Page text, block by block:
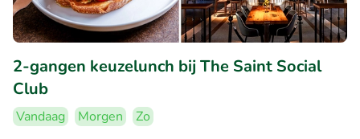
2-gangen keuzelunch bij The Saint Social
Club
Vandaag Morgen
Zo